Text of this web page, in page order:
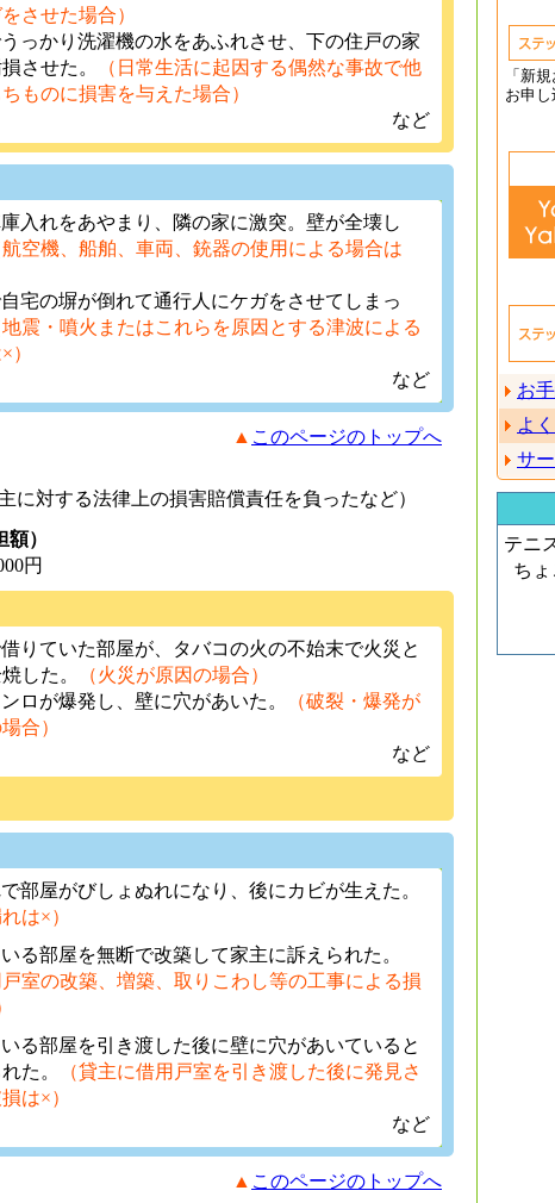
させた場合）
っかり洗濯機の水をあふれさせ、下の住戸の家
させた。
（日常生活に起因する偶然な事故で他
ものに損害を与えた場合）
など
入れをあやまり、隣の家に激突。壁が全壊し
航空機、船舶、車両、銃器の使用による場合は
宅の塀が倒れて通行人にケガをさせてしまっ
地震・噴火またはこれらを原因とする津波による
）
など
▲ このページのトップへ
に対する法律上の損害賠償責任を負ったなど）
）
円
りていた部屋が、タバコの火の不始末で火災と
した。
（火災が原因の場合）
ロが爆発し、壁に穴があいた。
（破裂・爆発が
合）
など
部屋がびしょぬれになり、後にカビが生えた。
は×）
る部屋を無断で改築して家主に訴えられた。
戸室の改築、増築、取りこわし等の工事による損
る部屋を引き渡した後に壁に穴があいていると
た。
（貸主に借用戸室を引き渡した後に発見さ
は×）
など
▲ このページのトップへ
「新
お申し
お
よ
サ
テニ
ち